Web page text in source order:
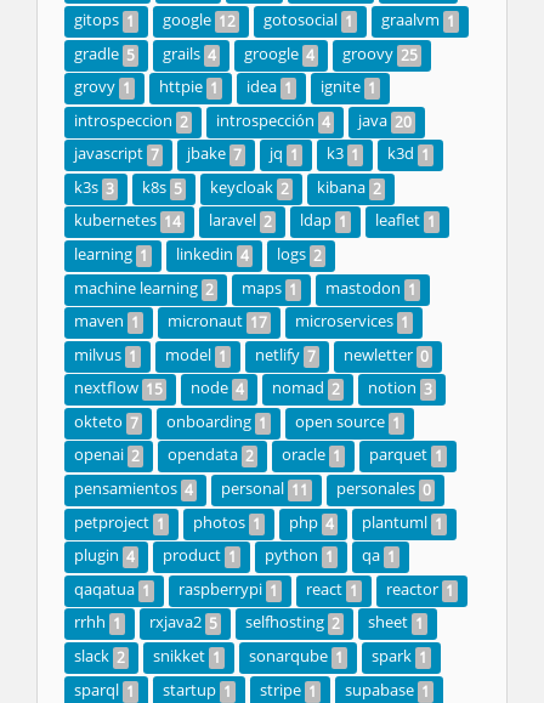
gitops 1 google 12 gotosocial 1 graalvm 1
gradle 5 grails 4 groogle 4 groovy 25
grovy 1 httpie 1 idea 1 ignite 1
introspeccion 2 introspección 4 java 20
javascript 7 jbake 7 jq 1 k3 1 k3d 1
k3s 3 k8s 5 keycloak 2 kibana 2
kubernetes 14 laravel 2 ldap 1 leaflet 1
learning 1 linkedin 4 logs 2
machine learning 2 maps 1 mastodon 1
maven 1 micronaut 17 microservices 1
milvus 1 model 1 netlify 7 newletter 0
nextflow 15 node 4 nomad 2 notion 3
okteto 7 onboarding 1 open source 1
openai 2 opendata 2 oracle 1 parquet 1
pensamientos 4 personal 11 personales 0
petproject 1 photos 1 php 4 plantuml 1
plugin 4 product 1 python 1 qa 1
qaqatua 1 raspberrypi 1 react 1 reactor 1
rrhh 1 rxjava2 5 selfhosting 2 sheet 1
slack 2 snikket 1 sonarqube 1 spark 1
sparql 1 startup 1 stripe 1 supabase 1